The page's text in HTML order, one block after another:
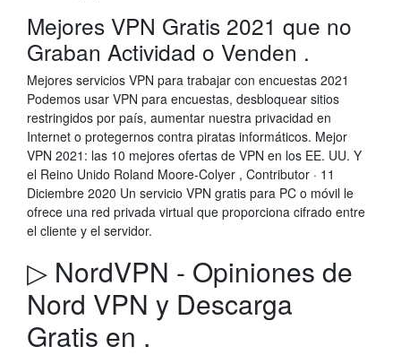
Mejores VPN Gratis 2021 que no
Graban Actividad o Venden .
Mejores servicios VPN para trabajar con encuestas 2021
Podemos usar VPN para encuestas, desbloquear sitios
restringidos por país, aumentar nuestra privacidad en
Internet o protegernos contra piratas informáticos. Mejor
VPN 2021: las 10 mejores ofertas de VPN en los EE. UU. Y
el Reino Unido Roland Moore-Colyer , Contributor · 11
Diciembre 2020 Un servicio VPN gratis para PC o móvil le
ofrece una red privada virtual que proporciona cifrado entre
el cliente y el servidor.
▷ NordVPN - Opiniones de
Nord VPN y Descarga
Gratis en .